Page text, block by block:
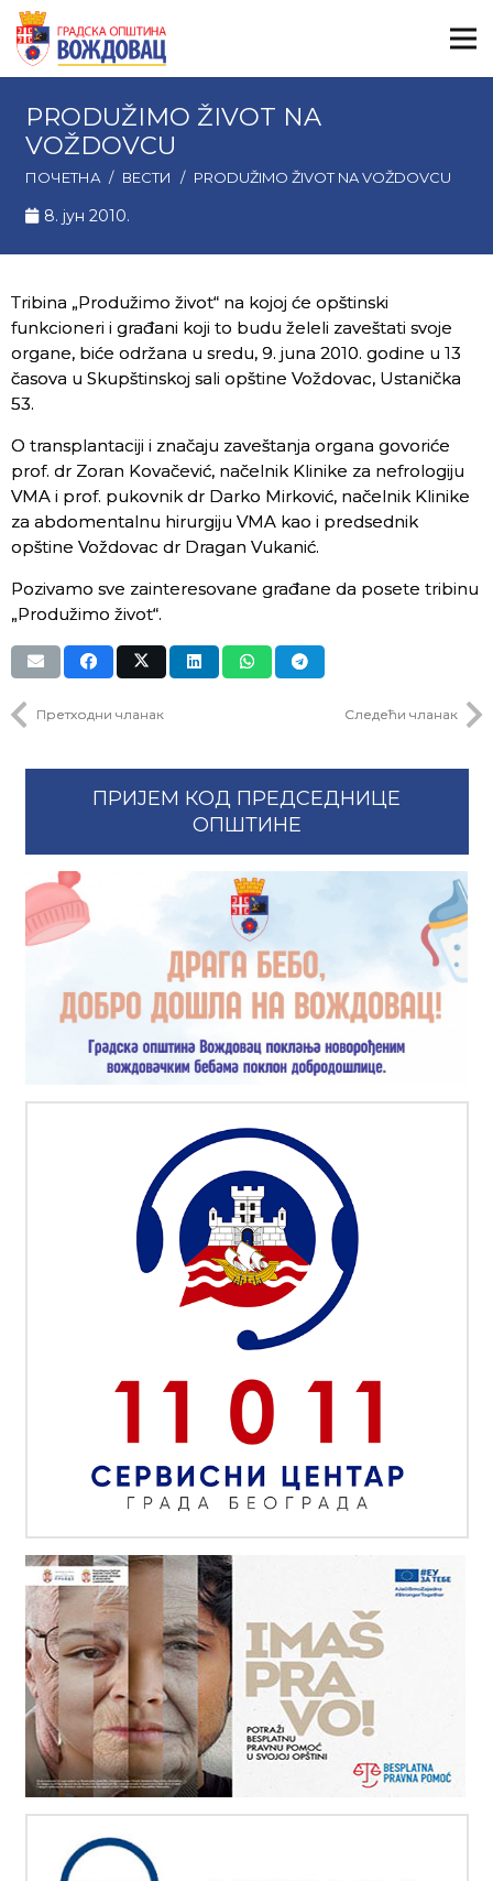
PRODUŽIMO ŽIVOT NA
VOŽDOVCU
ПОЧЕТНА / ВЕСТИ / PRODUŽIMO ŽIVOT NA VOŽDOVCU
8. јун 2010.
Tribina „Produžimo život“ na kojoj će opštinski
funkcioneri i građani koji to budu želeli zaveštati svoje
organe, biće održana u sredu, 9. juna 2010. godine u 13
časova u Skupštinskoj sali opštine Voždovac, Ustanička
53.
O transplantaciji i značaju zaveštanja organa govoriće
prof. dr Zoran Kovačević, načelnik Klinike za nefrologiju
VMA i prof. pukovnik dr Darko Mirković, načelnik Klinike
za abdomentalnu hirurgiju VMA kao i predsednik
opštine Voždovac dr Dragan Vukanić.
Pozivamo sve zainteresovane građane da posete tribinu
„Produžimo život“.
Претходни чланак Следећи чланак
ПРИЈЕМ КОД ПРЕДСЕДНИЦЕ
ОПШТИНЕ